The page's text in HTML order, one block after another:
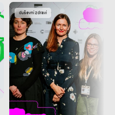
současných vztahů a online
seznamek
Terézia Ferjančeková, Petr
Bittner
rozhovor
láska technologie
duševní zdraví